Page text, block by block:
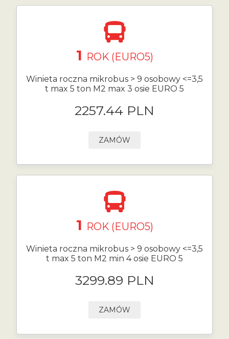
1 ROK (EURO5)
Winieta roczna mikrobus > 9 osobowy <=3,5
t max 5 ton M2 max 3 osie EURO 5
2257.44 PLN
ZAMÓW
1 ROK (EURO5)
Winieta roczna mikrobus > 9 osobowy <=3,5
t max 5 ton M2 min 4 osie EURO 5
3299.89 PLN
ZAMÓW